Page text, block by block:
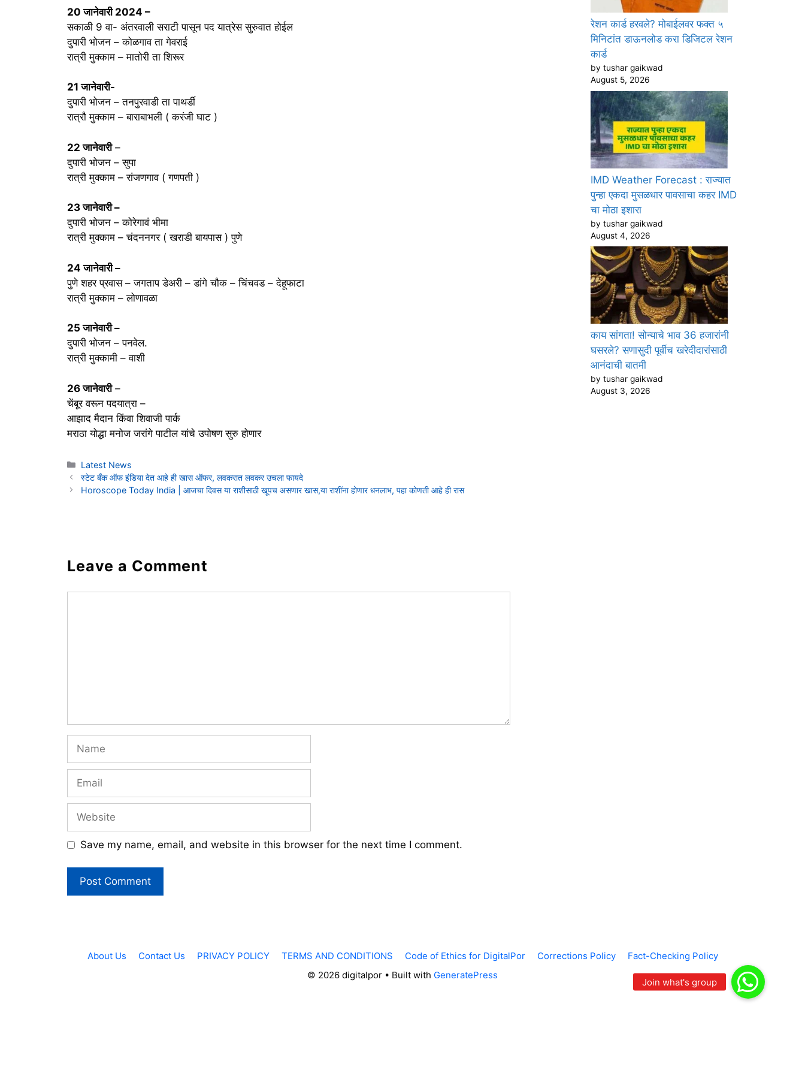
20 जानेवारी 2024 –
सकाळी 9 वा- अंतरवाली सराटी पासून पद यात्रेस सुरुवात होईल
दुपारी भोजन – कोळगाव ता गेवराई
रात्री मुक्काम – मातोरी ता शिरूर
21 जानेवारी-
दुपारी भोजन – तनपुरवाडी ता पाथर्डी
रात्रौ मुक्काम – बाराबाभली ( करंजी घाट )
22 जानेवारी–
दुपारी भोजन – सुपा
रात्री मुक्काम – रांजणगाव ( गणपती )
23 जानेवारी –
दुपारी भोजन – कोरेगावं भीमा
रात्री मुक्काम – चंदननगर ( खराडी बायपास ) पुणे
24 जानेवारी –
पुणे शहर प्रवास – जगताप डेअरी – डांगे चौक – चिंचवड – देहूफाटा
रात्री मुक्काम – लोणावळा
25 जानेवारी –
दुपारी भोजन – पनवेल.
रात्री मुक्कामी – वाशी
26 जानेवारी–
चेंबूर वरून पदयात्रा –
आझाद मैदान किंवा शिवाजी पार्क
मराठा योद्धा मनोज जरांगे पाटील यांचे उपोषण सुरु होणार
Categories
Latest News
स्टेट बँक ऑफ इंडिया देत आहे ही खास ऑफर, लवकरात लवकर उचला फायदे
Horoscope Today India | आजचा दिवस या राशीसाठी खूपच असणार खास,या राशींना होणार धनलाभ, पहा कोणती आहे ही रास
Leave a Comment
Save my name, email, and website in this browser for the next time I comment.
रेशन कार्ड हरवले? मोबाईलवर फक्त ५
मिनिटांत डाऊनलोड करा डिजिटल रेशन
कार्ड
by tushar gaikwad
August 5, 2026
IMD Weather Forecast : राज्यात
पुन्हा एकदा मुसळधार पावसाचा कहर IMD
चा मोठा इशारा
by tushar gaikwad
August 4, 2026
काय सांगता! सोन्याचे भाव 36 हजारांनी
घसरले? सणासुदी पूर्वीच खरेदीदारांसाठी
आनंदाची बातमी
by tushar gaikwad
August 3, 2026
About Us Contact Us PRIVACY POLICY TERMS AND CONDITIONS Code of Ethics for DigitalPor Corrections Policy
Fact-Checking Policy
© 2026 digitalpor • Built with GeneratePress